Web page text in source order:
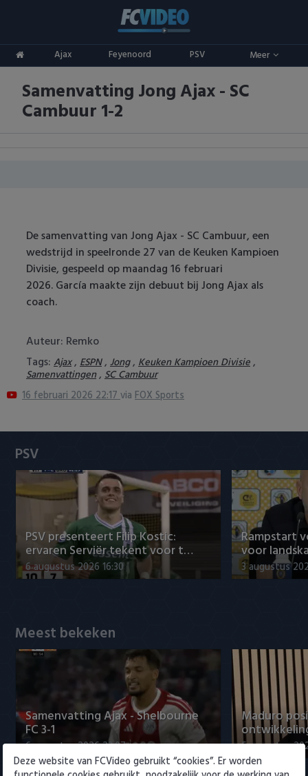
Ajax Feyenoord PSV Meer
ADO Den Haag
Ajax
FC Utrecht
Feyenoord
NAC Breda
PEC Zwolle
Roda JC
SC Heerenveen
Sparta
Vitesse
Competities
Eredivisie
Champions League
Europa League
Oranje
Samenvatting Jong Ajax - SC
Cambuur 1-2
De samenvatting van Jong Ajax - SC Cambuur, een
wedstrijd in speelronde 27 van de Keuken Kampioen
Divisie, gespeeld op maandag 16 februari
2026. García maakte zijn debuut bij Jong Ajax als
coach.
Auteur: Remko
Tags: Ajax, ESPN, Jong, Keuken Kampioen Divisie,
Samenvattingen, SC Cambuur
16 februari 2026 22:17via FOX Sports
PSV
PSV presenteert Filip Kostic:
ervaren Serviër tekent voor t…
6 augustus 2026 16:30
Rampstart
voor
3 augustus
Meest bekeken
Samenvatting Ajax - Shelbourne
FC 3-1
6 augustus 2026 23:07
Maduro
5 augustus
Deze website van FCVideo gebruikt “cookies”. Er worden